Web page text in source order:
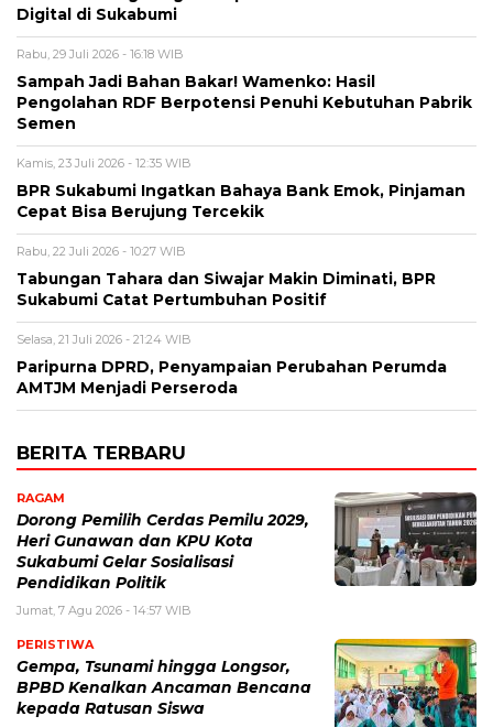
Digital di Sukabumi
Rabu, 29 Juli 2026 - 16:18 WIB
Sampah Jadi Bahan Bakar! Wamenko: Hasil
Pengolahan RDF Berpotensi Penuhi Kebutuhan Pabrik
Semen
Kamis, 23 Juli 2026 - 12:35 WIB
BPR Sukabumi Ingatkan Bahaya Bank Emok, Pinjaman
Cepat Bisa Berujung Tercekik
Rabu, 22 Juli 2026 - 10:27 WIB
Tabungan Tahara dan Siwajar Makin Diminati, BPR
Sukabumi Catat Pertumbuhan Positif
Selasa, 21 Juli 2026 - 21:24 WIB
Paripurna DPRD, Penyampaian Perubahan Perumda
AMTJM Menjadi Perseroda
BERITA TERBARU
RAGAM
Dorong Pemilih Cerdas Pemilu 2029,
Heri Gunawan dan KPU Kota
Sukabumi Gelar Sosialisasi
Pendidikan Politik
Jumat, 7 Agu 2026 - 14:57 WIB
PERISTIWA
Gempa, Tsunami hingga Longsor,
BPBD Kenalkan Ancaman Bencana
kepada Ratusan Siswa